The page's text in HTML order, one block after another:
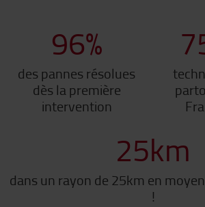
96%
des pannes résolues
dès la première
intervention
25km
dans un rayon de 25km en
!